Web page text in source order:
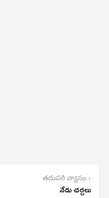
తదుపరి వ్యాసం ›
నేడు చర్చలు